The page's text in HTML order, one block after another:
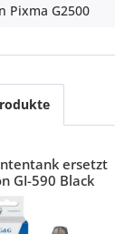
Pixma G2500
ersetzt
GI-590 Black